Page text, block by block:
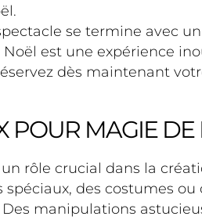
se termine avec
est une expérience
dès maintenant
POUR MAGIE DE
rôle crucial dans la
spéciaux, des costumes
manipulations